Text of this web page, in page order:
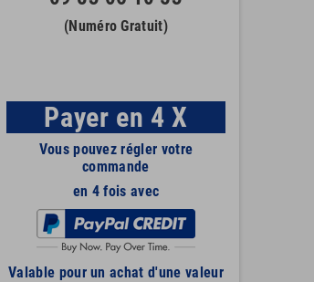
(Numéro Gratuit)
Payer en 4 X
Vous pouvez régler votre
commande
en 4 fois avec
Valable pour un achat d'une valeur